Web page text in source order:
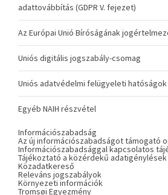
adattovábbítás (GDPR V. fejezet)
Az Európai Unió Bíróságának
Uniós digitális jogszabály-csomag
Uniós adatvédelmi felügyeleti hatóságok
Egyéb NAIH részvétel
Információszabadság
Az új információszabadságot támogató
Információszabadsággal kapcsolatos
Tájékoztató a közérdekű
Közadatkereső
Releváns jogszabályok
Környezeti információk
Tromsøi Egyezmény